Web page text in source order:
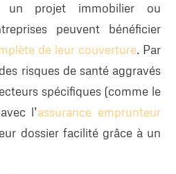
projet immobilier ou
peuvent bénéficier
de leur couverture. Par
risques de santé aggravés
spécifiques (comme le
l’assurance emprunteur
dossier facilité grâce à un